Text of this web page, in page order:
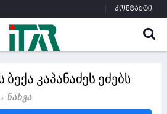
კონტაქტი
კაპანაძეს ეძებს
Ნახვა